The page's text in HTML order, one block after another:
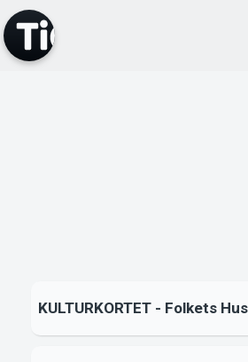
KULTURKORTET - Folkets